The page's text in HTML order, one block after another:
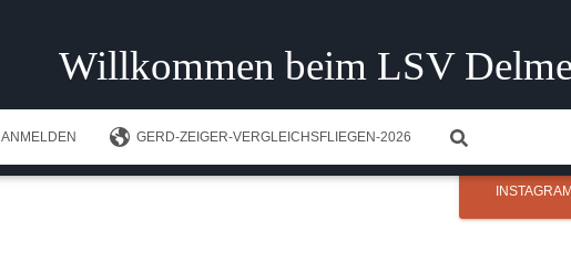
Willkommen beim LSV
ANMELDEN GERD-ZEIGER-VERGLEICHSFLIEGEN-2026